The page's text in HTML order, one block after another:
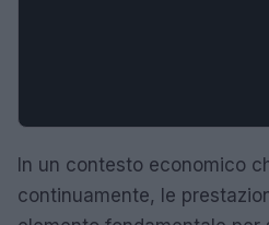
In un contesto economico
continuamente, le